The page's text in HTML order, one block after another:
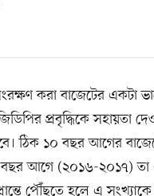
করা বাজেটের একটা
প্রবৃদ্ধিকে সহায়তা
ঠিক ১০ বছর আগের
বছর আগে (২০১৬-২০১৭)
পৌঁছতে হলে এ